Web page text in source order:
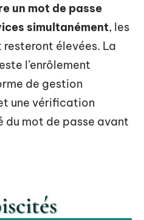
un mot de passe
simultanément, les
élevées. La
l’enrôlement
de gestion
une vérification
du mot de passe avant